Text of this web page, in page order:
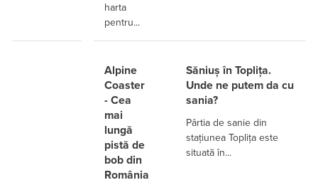
harta
pentru...
Alpine
Coaster
- Cea
mai
lungă
pistă de
bob din
România
Săniuș în Toplița.
Unde ne putem da cu
sania?
Pârtia de sanie din
stațiunea Toplița este
situată în...